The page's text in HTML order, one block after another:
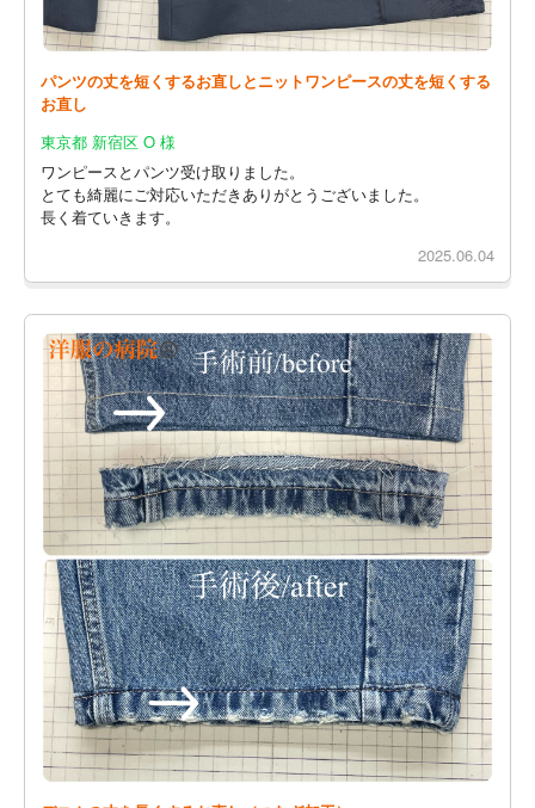
パンツの丈を短くするお直しとニットワンピースの丈を短くする
お直し
東京都 新宿区 O 様
ワンピースとパンツ受け取りました。
とても綺麗にご対応いただきありがとうございました。
長く着ていきます。
2025.06.04